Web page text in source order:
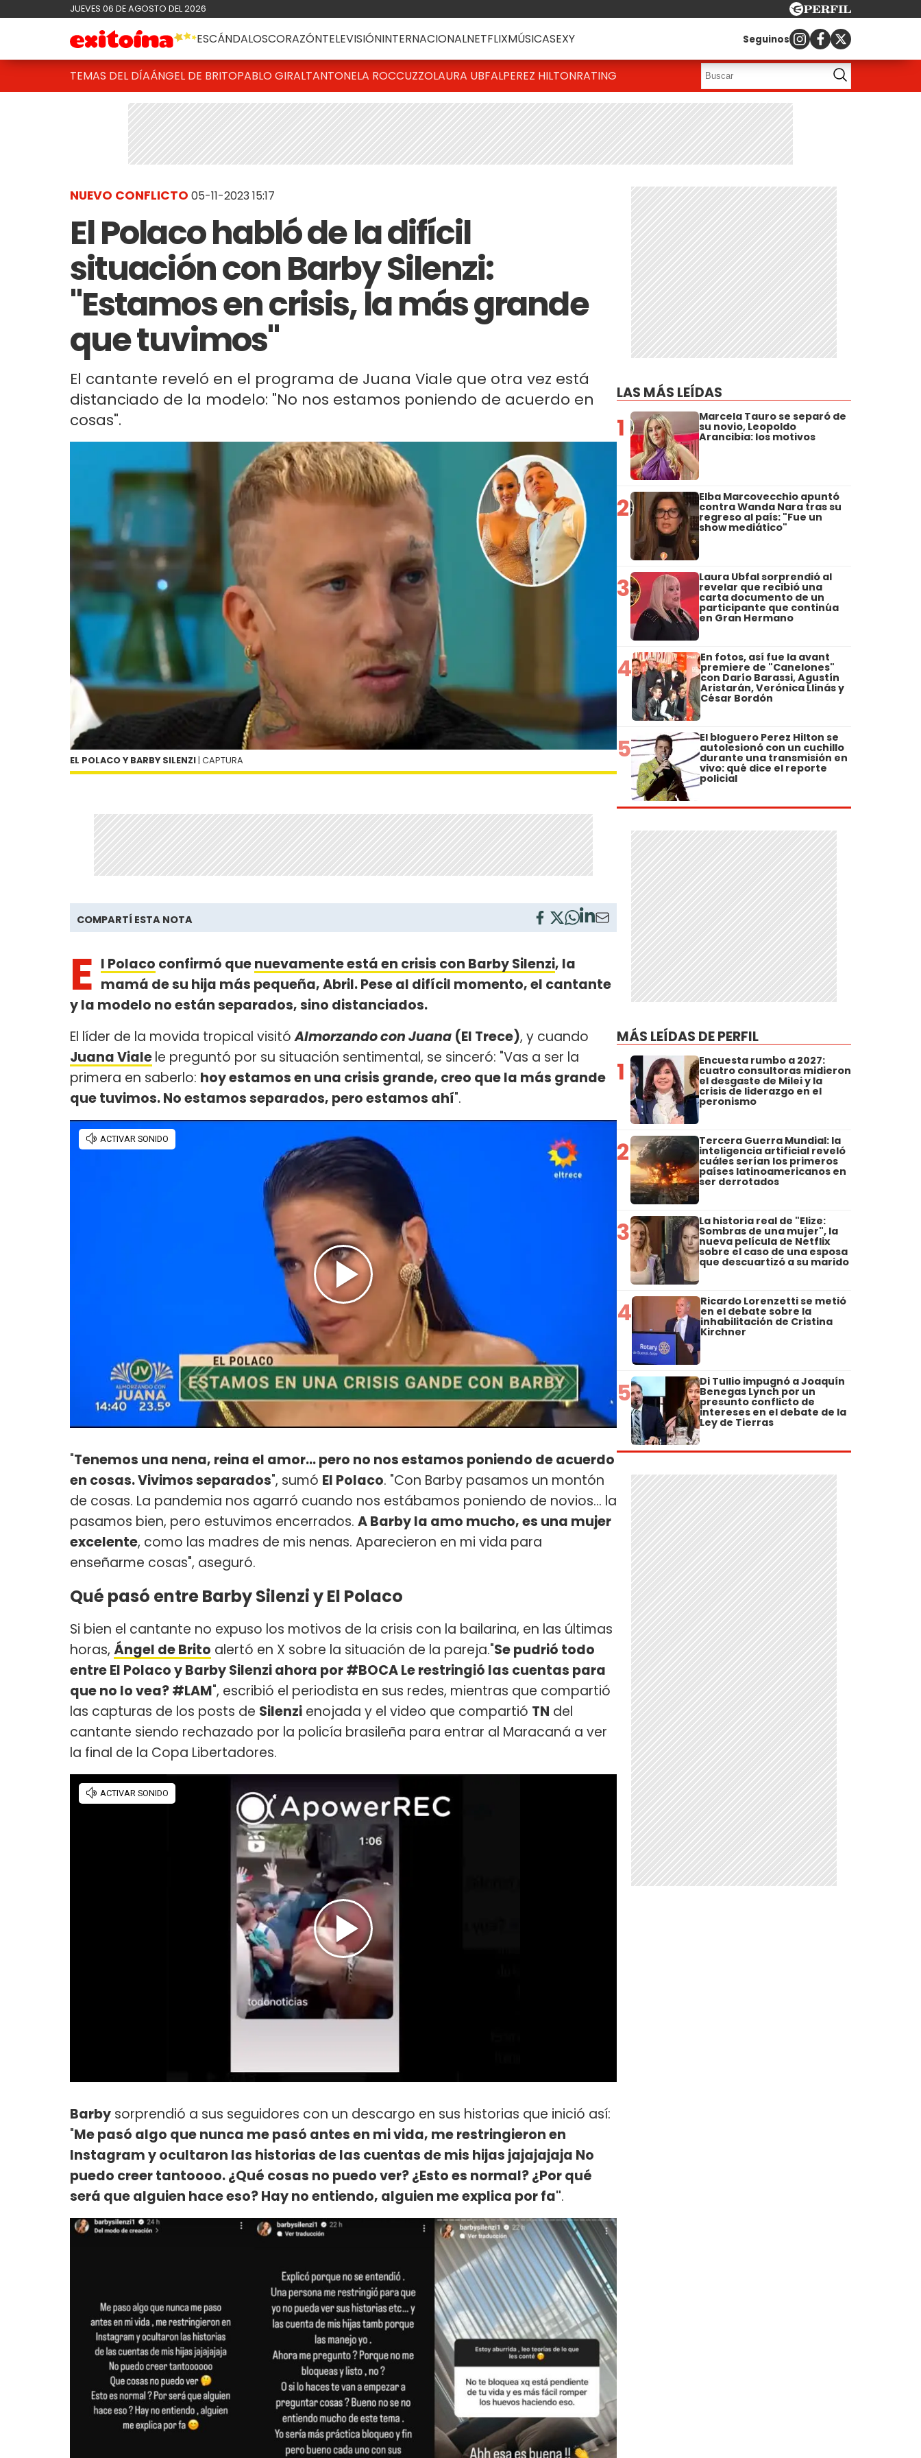
JUEVES 06 DE AGOSTO DEL 2026
ESCÁNDALOSCORAZÓNTELEVISIÓNINTERNACIONALNETFLIXMÚSICASEXY Seguinos
TEMAS DEL DÍAÁNGEL DE BRITOPABLO GIRALTANTONELA ROCCUZZOLAURA UBFALPEREZ HILTONRATING
NUEVO CONFLICTO 05-11-2023 15:17
El Polaco habló de la difícil
situación con Barby Silenzi:
"Estamos en crisis, la más grande
que tuvimos"
El cantante reveló en el programa de Juana Viale que otra vez está
distanciado de la modelo: "No nos estamos poniendo de acuerdo en
cosas".
EL POLACO Y BARBY SILENZI | CAPTURA
COMPARTÍ ESTA NOTA
E l Polaco confirmó quenuevamente está en crisis con Barby Silenzi, la
mamá de su hija más pequeña, Abril. Pese al difícil momento, el cantante
y la modelo no están separados, sino distanciados.
El líder de la movida tropical visitóAlmorzando con Juana (El Trece), y cuando
Juana Vialele preguntó por su situación sentimental, se sinceró: "Vas a ser la
primera en saberlo: hoy estamos en una crisis grande, creo que la más grande
que tuvimos. No estamos separados, pero estamos ahí".
"Tenemos una nena, reina el amor... pero no nos estamos poniendo de acuerdo
en cosas. Vivimos separados", sumó El Polaco. "Con Barby pasamos un montón
de cosas. La pandemia nos agarró cuando nos estábamos poniendo de novios... la
pasamos bien, pero estuvimos encerrados. A Barby la amo mucho, es una mujer
excelente, como las madres de mis nenas. Aparecieron en mi vida para
enseñarme cosas", aseguró.
Qué pasó entre Barby Silenzi y El Polaco
Si bien el cantante no expuso los motivos de la crisis con la bailarina, en las últimas
horas, Ángel de Brito alertó en X sobre la situación de la pareja."Se pudrió todo
entre El Polaco y Barby Silenzi ahora por #BOCA Le restringió las cuentas para
que no lo vea? #LAM", escribió el periodista en sus redes, mientras que compartió
las capturas de los posts de Silenzi enojada y el video que compartió TN del
cantante siendo rechazado por la policía brasileña para entrar al Maracaná a ver
la final de la Copa Libertadores.
Barby sorprendió a sus seguidores con un descargo en sus historias que inició así:
"Me pasó algo que nunca me pasó antes en mi vida, me restringieron en
Instagram y ocultaron las historias de las cuentas de mis hijas jajajajaja No
puedo creer tantoooo. ¿Qué cosas no puedo ver? ¿Esto es normal? ¿Por qué
será que alguien hace eso? Hay no entiendo, alguien me explica por fa".
LAS MÁS LEÍDAS
1 Marcela Tauro se separó de
su novio, Leopoldo
Arancibia: los motivos
2 Elba Marcovecchio apuntó
contra Wanda Nara tras su
regreso al país: "Fue un
show mediático"
3 Laura Ubfal sorprendió al
revelar que recibió una
carta documento de un
participante que continúa
en Gran Hermano
4 En fotos, así fue la avant
premiere de "Canelones"
con Darío Barassi, Agustín
Aristarán, Verónica Llinás y
César Bordón
5 El bloguero Perez Hilton se
autolesionó con un cuchillo
durante una transmisión en
vivo: qué dice el reporte
policial
MÁS LEÍDAS DE PERFIL
1 Encuesta rumbo a 2027:
cuatro consultoras midieron
el desgaste de Milei y la
crisis de liderazgo en el
peronismo
2 Tercera Guerra Mundial: la
inteligencia artificial reveló
cuáles serían los primeros
países latinoamericanos en
ser derrotados
3 La historia real de "Elize:
Sombras de una mujer", la
nueva película de Netflix
sobre el caso de una esposa
que descuartizó a su marido
4 Ricardo Lorenzetti se metió
en el debate sobre la
inhabilitación de Cristina
Kirchner
5 Di Tullio impugnó a Joaquín
Benegas Lynch por un
presunto conflicto de
intereses en el debate de la
Ley de Tierras